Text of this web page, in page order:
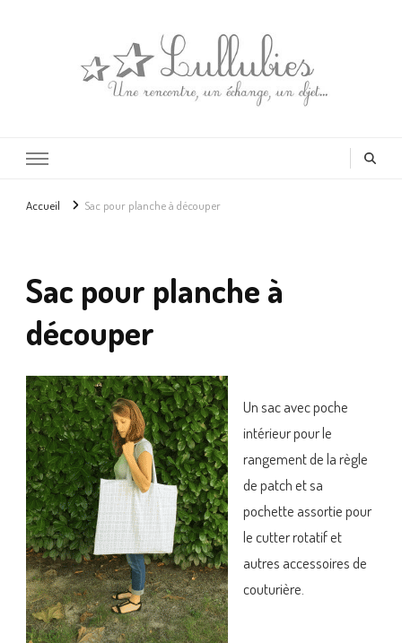
Accueil Sac pour planche à découper
Sac pour planche à
découper
Un sac avec poche
intérieur pour le
rangement de la règle
de patch et sa
pochette assortie pour
le cutter rotatif et
autres accessoires de
couturière.